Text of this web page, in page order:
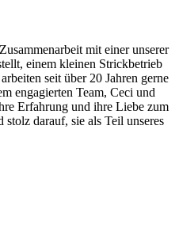
mit einer unserer
einem kleinen Strickbetrieb
seit über 20 Jahren gerne
engagierten Team, Ceci und
Erfahrung und ihre Liebe zum
darauf, sie als Teil unseres